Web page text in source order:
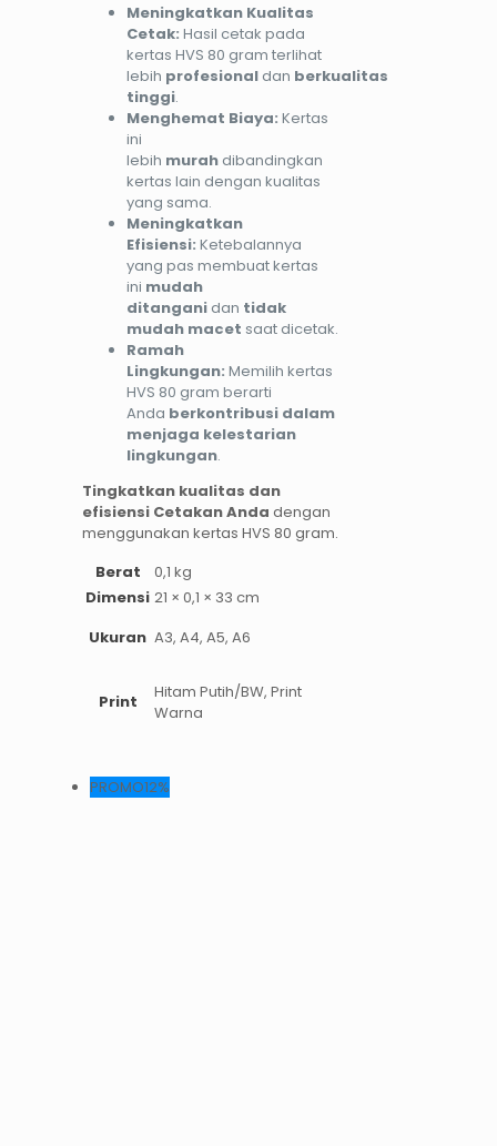
Meningkatkan Kualitas
Cetak: Hasil cetak pada
kertas HVS 80 gram terlihat
lebih profesional dan berkualitas
tinggi.
Menghemat Biaya: Kertas
ini
lebih murah dibandingkan
kertas lain dengan kualitas
yang sama.
Meningkatkan
Efisiensi: Ketebalannya
yang pas membuat kertas
ini mudah
ditangani dan tidak
mudah macet saat dicetak.
Ramah
Lingkungan: Memilih kertas
HVS 80 gram berarti
Anda berkontribusi dalam
menjaga kelestarian
lingkungan.
Tingkatkan kualitas dan
efisiensi Cetakan Anda dengan
menggunakan kertas HVS 80 gram.
Berat
0,1 kg
Dimensi 21 × 0,1 × 33 cm
Ukuran A3, A4, A5, A6
Print
Hitam Putih/BW, Print
Warna
PROMO12%